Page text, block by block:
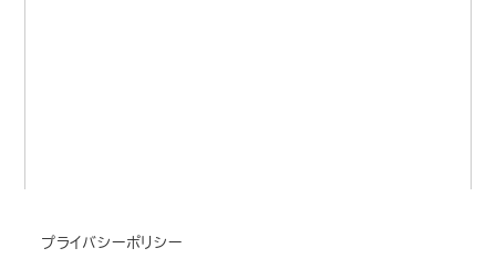
プライバシーポリシー